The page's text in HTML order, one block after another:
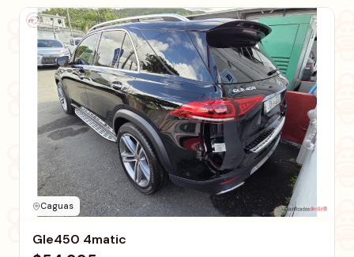
Caguas
Gle450 4matic